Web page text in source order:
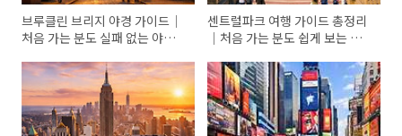
브루클린 브리지 야경 가이드｜
처음 가는 분도 실패 없는 야경
센트럴파크 여행 가이드 총정리
｜처음 가는 분도 쉽게 보는 추